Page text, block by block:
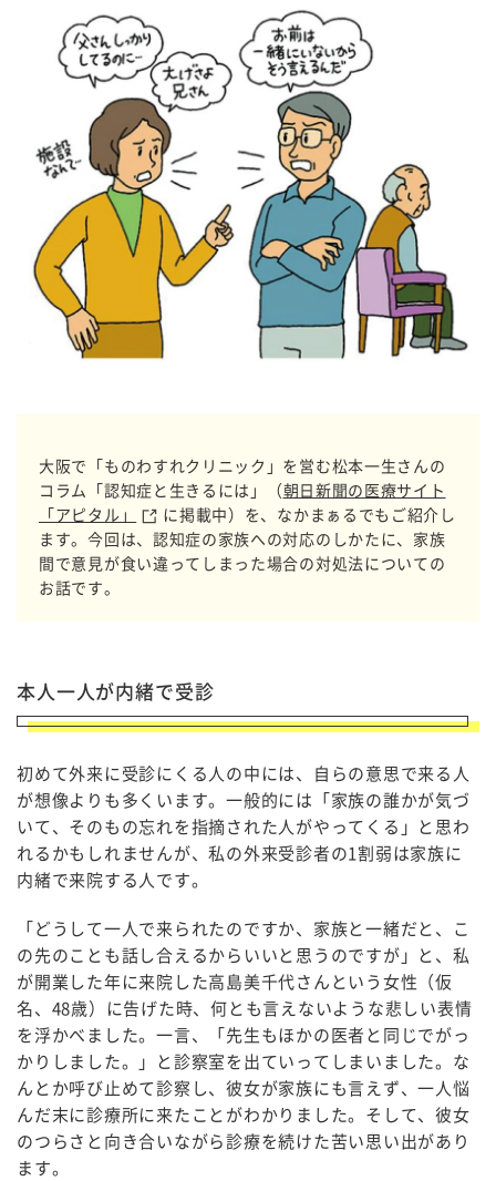
大阪で「ものわすれクリニック」を営む松本一生さんの
コラム「認知症と生きるには」（朝日新聞の医療サイト
「アピタル」
に掲載中）を、なかまぁるでもご紹介し
ます。今回は、認知症の家族への対応のしかたに、家族
間で意見が食い違ってしまった場合の対処法についての
お話です。
本人一人が内緒で受診
初めて外来に受診にくる人の中には、自らの意思で来る人
が想像よりも多くいます。一般的には「家族の誰かが気づ
いて、そのもの忘れを指摘された人がやってくる」と思わ
れるかもしれませんが、私の外来受診者の1割弱は家族に
内緒で来院する人です。
「どうして一人で来られたのですか、家族と一緒だと、こ
の先のことも話し合えるからいいと思うのですが」と、私
が開業した年に来院した高島美千代さんという女性（仮
名、48歳）に告げた時、何とも言えないような悲しい表情
を浮かべました。一言、「先生もほかの医者と同じでがっ
かりしました。」と診察室を出ていってしまいました。な
んとか呼び止めて診察し、彼女が家族にも言えず、一人悩
んだ末に診療所に来たことがわかりました。そして、彼女
のつらさと向き合いながら診療を続けた苦い思い出があり
ます。